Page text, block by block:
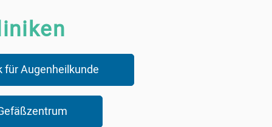
für Augenheilkunde